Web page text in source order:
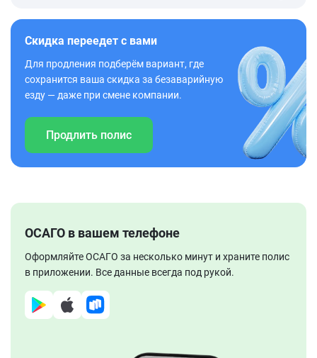
Скидка переедет с вами
Для продления подберём вариант, где
сохранится ваша скидка за безаварийную
езду — даже при смене компании.
Продлить полис
ОСАГО в вашем телефоне
Оформляйте ОСАГО за несколько минут и храните полис
в приложении. Все данные всегда под рукой.